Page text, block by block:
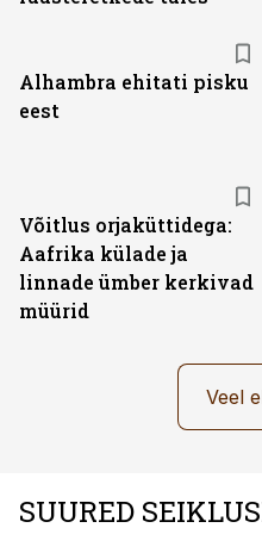
Alhambra ehitati pisku
eest
Võitlus orjaküttidega:
Aafrika külade ja
linnade ümber kerkivad
müürid
Veel
SUURED